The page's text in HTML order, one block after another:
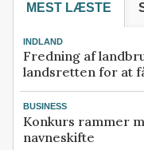
MEST LÆSTE
INDLAND
Fredning af
landsretten for at
BUSINESS
Konkurs rammer
navneskifte